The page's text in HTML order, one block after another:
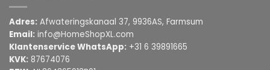
Adres: Afwateringskanaal 37, 9936AS, Farmsum
Email: info@HomeShopXL.com
Klantenservice WhatsApp: +31 6 39891665
KVK: 87674076